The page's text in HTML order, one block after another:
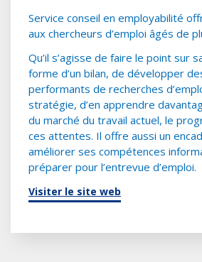
Service conseil en employabilité
aux chercheurs d’emploi âgés de
Qu’il s’agisse de faire le point sur
forme d’un bilan, de développer
performants de recherches
stratégie, d’en apprendre
du marché du travail actuel, le
ces attentes. Il offre aussi un
améliorer ses compétences
préparer pour l’entrevue d’emploi.
Visiter le site web